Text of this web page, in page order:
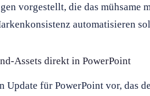
vorgestellt, die das mühsame
automatisieren
Assets direkt in PowerPoint
Update für PowerPoint vor, das